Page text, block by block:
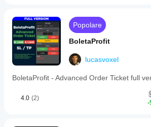
Popolare
BoletaProfit
lucasvoxel
BoletaProfit - Advanced Order Ticket full
4.0 (2)
-